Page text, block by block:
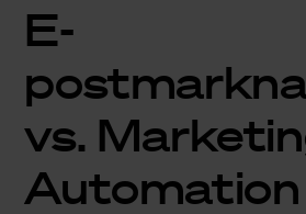
E-
vs.
Automation